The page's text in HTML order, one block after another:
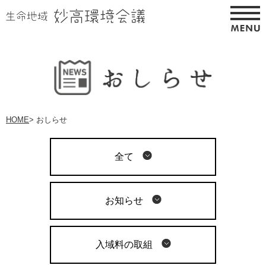
HOME> おしらせ
全て
お知らせ
入域料の取組